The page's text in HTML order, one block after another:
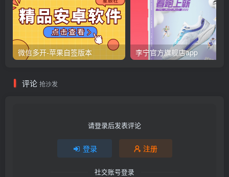
微信多开-苹果自签版本 李宁官方旗舰店app
评论 抢沙发
请登录后发表评论
登录 注册
社交账号登录